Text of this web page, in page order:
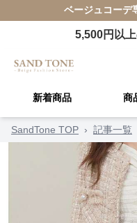
ベージュコーデ
5,500円以
新着商品 商
SandTone TOP › 記事一覧